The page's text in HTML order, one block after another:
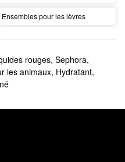
Ensembles pour les lèvres
rouges, Sephora,
les animaux, Hydratant,